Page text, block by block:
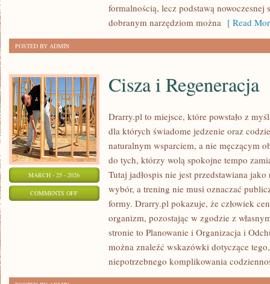
formalnością, lecz podstawą
dobranym narzędziom można [ Read
POSTED BY ADMIN
MARCH - 25 - 2026
COMMENTS OFFON
REGENERACJA
Cisza i Regeneracja
Drarry.pl to miejsce, które powstało z
dla których świadome jedzenie oraz
naturalnym wsparciem, a nie męczącym
do tych, którzy wolą spokojne tempo
Tutaj jadłospis nie jest przedstawiana
wybór, a trening nie musi oznaczać
formy. Drarry.pl pokazuje, że człowiek
organizm, pozostając w zgodzie z
stronie to Planowanie i Organizacja i
można znaleźć wskazówki dotyczące
niepotrzebnego komplikowania